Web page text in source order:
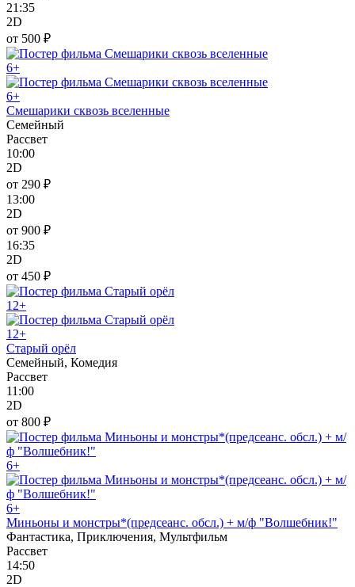
21:35
2D
от 500 ₽
6+
6+
Смешарики сквозь вселенные
Семейный
Рассвет
10:00
2D
от 290 ₽
13:00
2D
от 900 ₽
16:35
2D
от 450 ₽
12+
12+
Старый орёл
Семейный, Комедия
Рассвет
11:00
2D
от 800 ₽
6+
6+
Миньоны и монстры*(предсеанс. обсл.) + м/ф "Волшебник!"
Фантастика, Приключения, Мультфильм
Рассвет
14:50
2D